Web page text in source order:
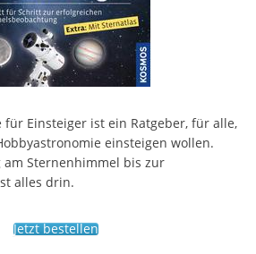
für Einsteiger ist ein Ratgeber, für alle,
einsteigen wollen.
Sternenhimmel bis zur
alles drin.
Jetzt bestellen